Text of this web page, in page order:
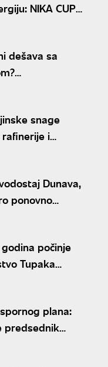
NIKA CUP
nedelje
dešava sa
jasan
snage
i
moru"
Dunava,
ponovno
počinje
Tupaka
detalji
plana:
predsednik